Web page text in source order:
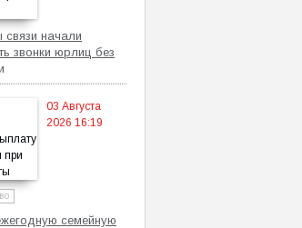
начали
звонки юрлиц без
03 Августа
2026 16:19
семейную